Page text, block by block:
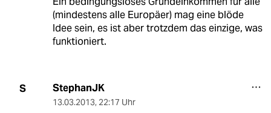
(mindestens alle Europäer) mag eine blöde
Idee sein, es ist aber trotzdem das einzige, was
funktioniert.
S StephanJK
13.03.2013, 22:17 Uhr